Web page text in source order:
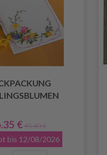
€ 45.40 €
bis 12/08/2026